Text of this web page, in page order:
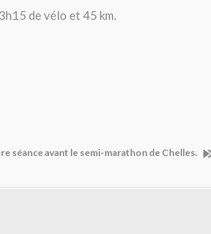
de vélo et 45 km.
séance avant le semi-marathon de Chelles.